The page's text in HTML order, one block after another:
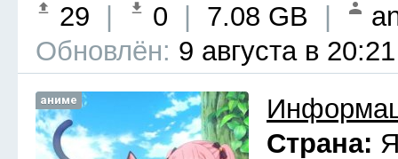
29 0 7.08 GB
Обновлён: 9 августа в 20:21
аниме
Страна: